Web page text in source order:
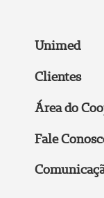
Unimed
Clientes
Área do
Fale